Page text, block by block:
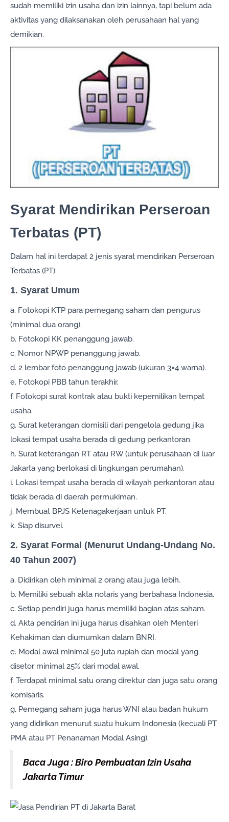
sudah memiliki izin usaha dan izin lainnya, tapi belum ada
aktivitas yang dilaksanakan oleh perusahaan hal yang
demikian.
Syarat Mendirikan Perseroan
Terbatas (PT)
Dalam hal ini terdapat 2 jenis syarat mendirikan Perseroan
Terbatas (PT)
1. Syarat Umum
a. Fotokopi KTP para pemegang saham dan pengurus
(minimal dua orang).
b. Fotokopi KK penanggung jawab.
c. Nomor NPWP penanggung jawab.
d. 2 lembar foto penanggung jawab (ukuran 3×4 warna).
e. Fotokopi PBB tahun terakhir.
f. Fotokopi surat kontrak atau bukti kepemilikan tempat
usaha.
g. Surat keterangan domisili dari pengelola gedung jika
lokasi tempat usaha berada di gedung perkantoran.
h. Surat keterangan RT atau RW (untuk perusahaan di luar
Jakarta yang berlokasi di lingkungan perumahan).
i. Lokasi tempat usaha berada di wilayah perkantoran atau
tidak berada di daerah permukiman.
j. Membuat BPJS Ketenagakerjaan untuk PT.
k. Siap disurvei.
2. Syarat Formal (Menurut Undang-Undang No.
40 Tahun 2007)
a. Didirikan oleh minimal 2 orang atau juga lebih.
b. Memiliki sebuah akta notaris yang berbahasa Indonesia.
c. Setiap pendiri juga harus memiliki bagian atas saham.
d. Akta pendirian ini juga harus disahkan oleh Menteri
Kehakiman dan diumumkan dalam BNRI.
e. Modal awal minimal 50 juta rupiah dan modal yang
disetor minimal 25% dari modal awal.
f. Terdapat minimal satu orang direktur dan juga satu orang
komisaris.
g. Pemegang saham juga harus WNI atau badan hukum
yang didirikan menurut suatu hukum Indonesia (kecuali PT
PMA atau PT Penanaman Modal Asing).
Baca Juga : Biro Pembuatan Izin Usaha
Jakarta Timur